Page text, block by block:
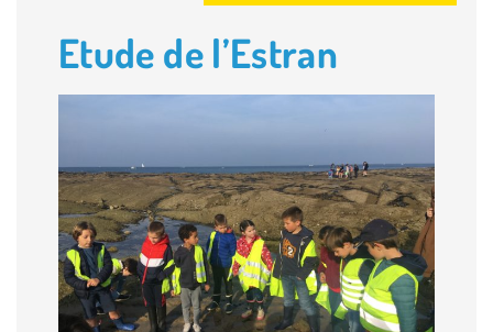
Etude de l’Estran